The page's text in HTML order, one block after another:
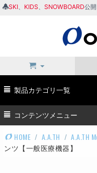
SKI KIDS SNOWBOARD公開
製品カテゴリ一覧
コンテンツメニュー
HOME / A.A.TH / A.A.TH
ンツ【一般医療機器】